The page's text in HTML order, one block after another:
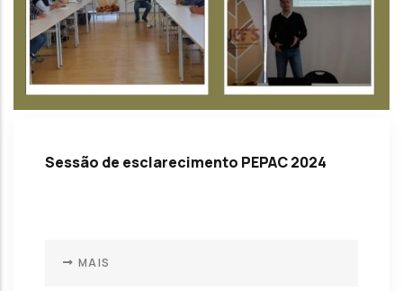
Sessão de esclarecimento PEPAC 2024
MAIS